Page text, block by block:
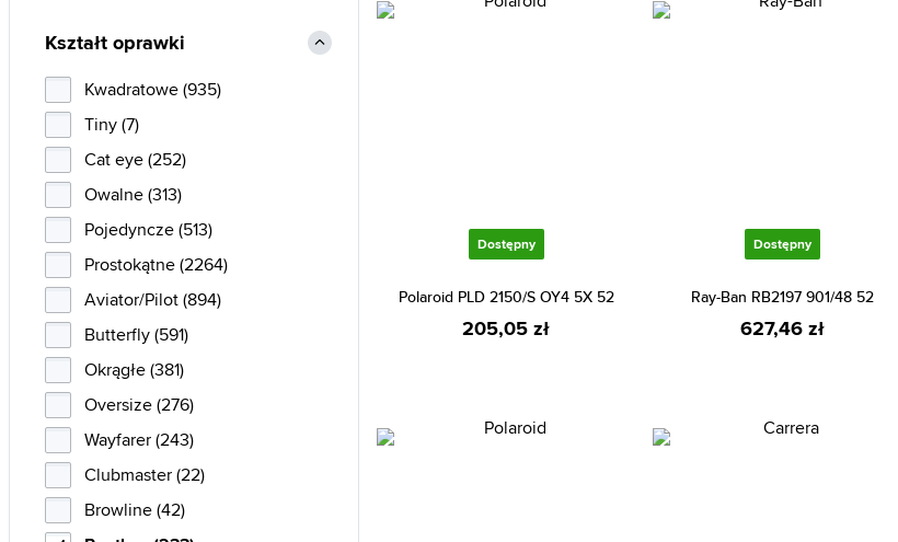
Dostępny
Polaroid PLD 2150/S OY4 5X 52
205,05 zł
Dostępny
Ray-Ban RB2197 901/48 52
627,46 zł
Kształt oprawki
Kwadratowe (935)
Tiny (7)
Cat eye (252)
Owalne (313)
Pojedyncze (513)
Prostokątne (2264)
Aviator/Pilot (894)
Butterfly (591)
Okrągłe (381)
Oversize (276)
Wayfarer (243)
Clubmaster (22)
Browline (42)